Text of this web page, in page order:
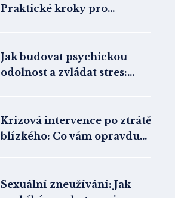
Praktické kroky pro
doporučení
Jak budovat psychickou
odolnost a zvládat stres:
Krizová intervence po ztrátě
blízkého: Co vám opravdu
Sexuální zneužívání: Jak